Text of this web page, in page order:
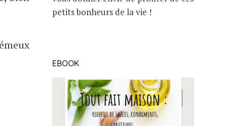
petits bonheurs de la vie !
EBOOK